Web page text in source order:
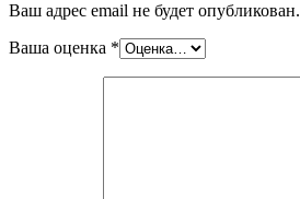
Ваш адрес email не будет опубликован.
Ваша оценка *